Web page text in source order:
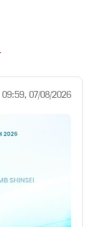
09:59, 07/08/2026